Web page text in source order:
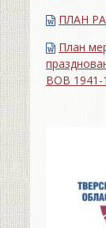
ПЛАН
План
ВОВ 1941-